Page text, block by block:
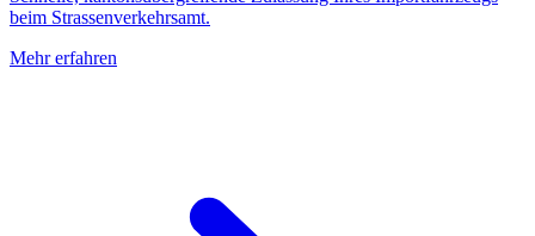
beim Strassenverkehrsamt.
Mehr erfahren